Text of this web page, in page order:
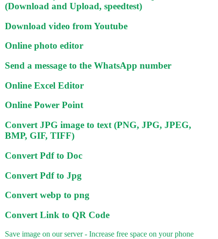
(Download and Upload, speedtest)
Download video from Youtube
Online photo editor
Send a message to the WhatsApp number
Online Excel Editor
Online Power Point
Convert JPG image to text (PNG, JPG, JPEG,
BMP, GIF, TIFF)
Convert Pdf to Doc
Convert Pdf to Jpg
Convert webp to png
Convert Link to QR Code
Save image on our server - Increase free space on your phone